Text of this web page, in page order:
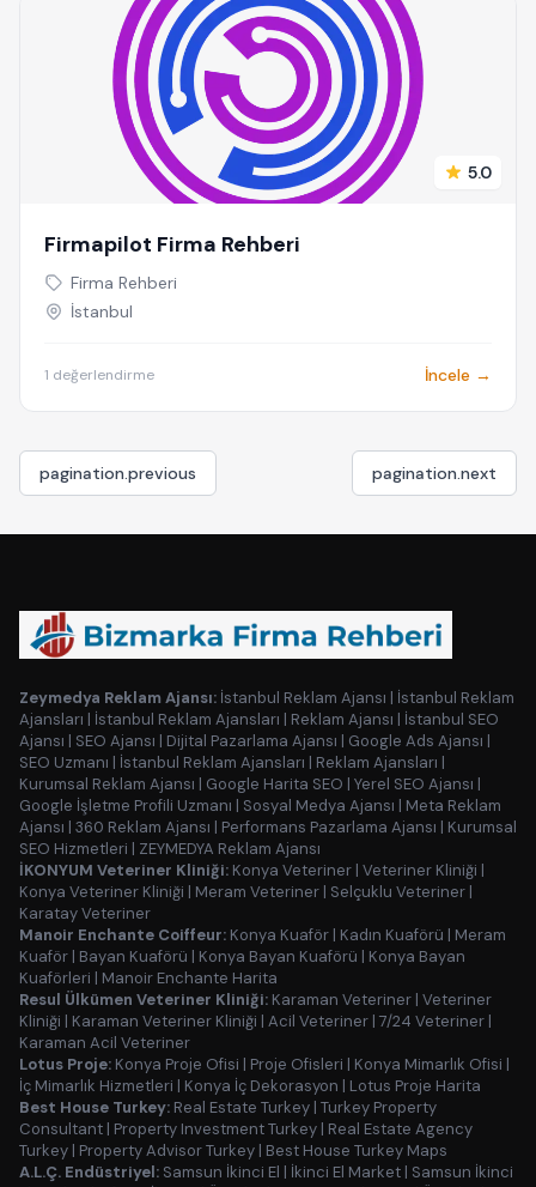
5.0
Firmapilot Firma Rehberi
Firma Rehberi
İstanbul
1 değerlendirme İncele →
pagination.previous pagination.next
Zeymedya Reklam Ajansı: İstanbul Reklam Ajansı | İstanbul Reklam
Ajansları | İstanbul Reklam Ajansları | Reklam Ajansı | İstanbul SEO
Ajansı | SEO Ajansı | Dijital Pazarlama Ajansı | Google Ads Ajansı |
SEO Uzmanı | İstanbul Reklam Ajansları | Reklam Ajansları |
Kurumsal Reklam Ajansı | Google Harita SEO | Yerel SEO Ajansı |
Google İşletme Profili Uzmanı | Sosyal Medya Ajansı | Meta Reklam
Ajansı | 360 Reklam Ajansı | Performans Pazarlama Ajansı | Kurumsal
SEO Hizmetleri | ZEYMEDYA Reklam Ajansı
İKONYUM Veteriner Kliniği: Konya Veteriner | Veteriner Kliniği |
Konya Veteriner Kliniği | Meram Veteriner | Selçuklu Veteriner |
Karatay Veteriner
Manoir Enchante Coiffeur: Konya Kuaför | Kadın Kuaförü | Meram
Kuaför | Bayan Kuaförü | Konya Bayan Kuaförü | Konya Bayan
Kuaförleri | Manoir Enchante Harita
Resul Ülkümen Veteriner Kliniği: Karaman Veteriner | Veteriner
Kliniği | Karaman Veteriner Kliniği | Acil Veteriner | 7/24 Veteriner |
Karaman Acil Veteriner
Lotus Proje: Konya Proje Ofisi | Proje Ofisleri | Konya Mimarlık Ofisi |
İç Mimarlık Hizmetleri | Konya İç Dekorasyon | Lotus Proje Harita
Best House Turkey: Real Estate Turkey | Turkey Property
Consultant | Property Investment Turkey | Real Estate Agency
Turkey | Property Advisor Turkey | Best House Turkey Maps
A.L.Ç. Endüstriyel: Samsun İkinci El | İkinci El Market | Samsun İkinci